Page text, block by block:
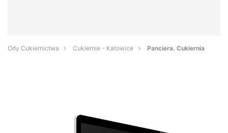
Orły Cukiernictwa Cukiernie - Katowice Panciera. Cukiernia